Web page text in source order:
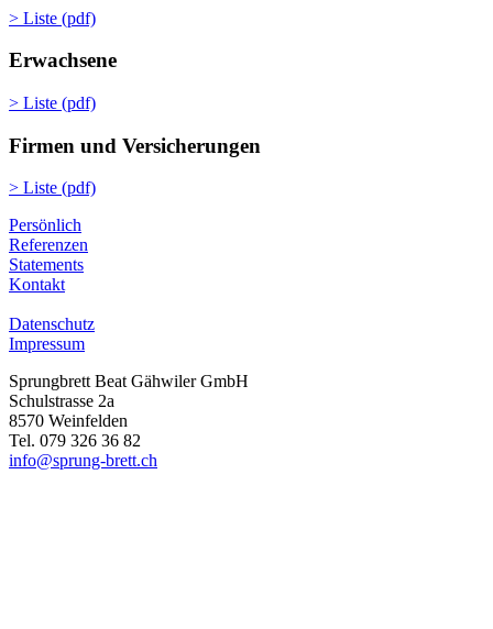
> Liste (pdf)
Erwachsene
> Liste (pdf)
Firmen und Versicherungen
> Liste (pdf)
Persönlich
Referenzen
Statements
Kontakt
Datenschutz
Impressum
Sprungbrett Beat Gähwiler GmbH
Schulstrasse 2a
8570 Weinfelden
Tel. 079 326 36 82
info@sprung-brett.ch